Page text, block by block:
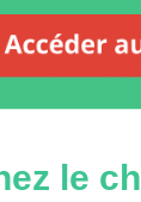
le